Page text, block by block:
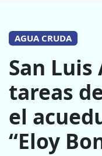
AGUA CRUDA
San Luis
tareas
el
“Eloy